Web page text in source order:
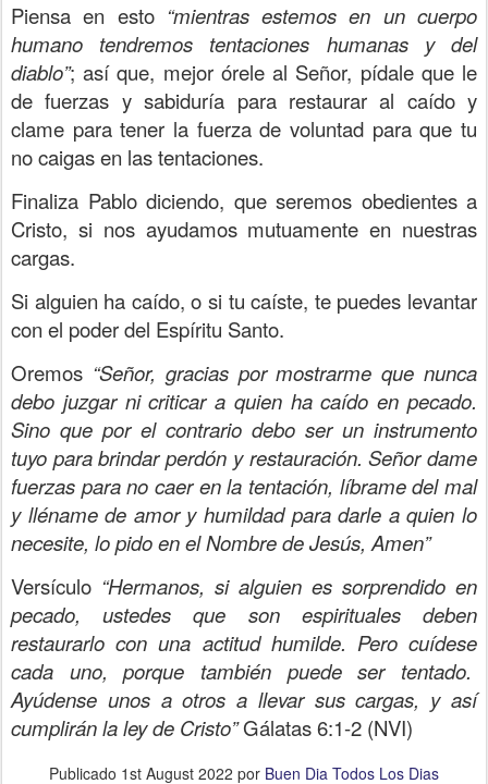
Piensa en esto “mientras estemos en un cuerpo
humano tendremos tentaciones humanas y del
diablo”; así que, mejor órele al Señor, pídale que le
de fuerzas y sabiduría para restaurar al caído y
clame para tener la fuerza de voluntad para que tu
no caigas en las tentaciones.
Finaliza Pablo diciendo, que seremos obedientes a
Cristo, si nos ayudamos mutuamente en nuestras
cargas.
Si alguien ha caído, o si tu caíste, te puedes levantar
con el poder del Espíritu Santo.
Oremos “Señor, gracias por mostrarme que nunca
debo juzgar ni criticar a quien ha caído en pecado.
Sino que por el contrario debo ser un instrumento
tuyo para brindar perdón y restauración. Señor dame
fuerzas para no caer en la tentación, líbrame del mal
y lléname de amor y humildad para darle a quien lo
necesite, lo pido en el Nombre de Jesús, Amen”
Versículo “Hermanos, si alguien es sorprendido en
pecado, ustedes que son espirituales deben
restaurarlo con una actitud humilde. Pero cuídese
cada uno, porque también puede ser tentado.
Ayúdense unos a otros a llevar sus cargas, y así
cumplirán la ley de Cristo”Gálatas 6:1-2 (NVI)
Publicado 1st August 2022 por Buen Dia Todos Los Dias